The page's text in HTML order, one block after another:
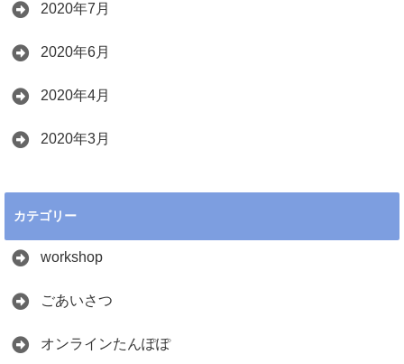
2020年7月
2020年6月
2020年4月
2020年3月
カテゴリー
workshop
ごあいさつ
オンラインたんぽぽ